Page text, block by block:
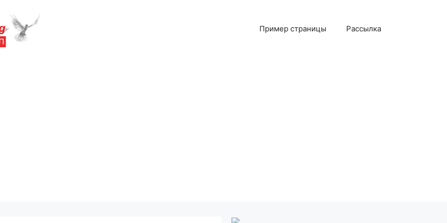
Пример страницы Рассылка